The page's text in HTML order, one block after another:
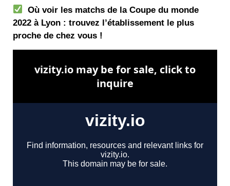
Où voir les matchs de la Coupe du monde
2022 à Lyon : trouvez l’établissement le plus
proche de chez vous !